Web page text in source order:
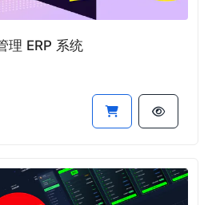
理 ERP 系统